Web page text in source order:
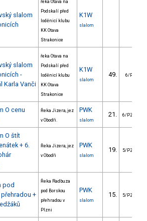
slalom
řeka Otava na
Podskalí před
loděnicí klubu
KK Otava
Strakonice
K1W
slalom
slalom
-
Karla Vanči
řeka Otava na
Podskalí před
loděnicí klubu
KK Otava
Strakonice
K1W
slalom
49. 6/PZ
O cenu
Řeka Jizera, jez
v Obodři.
PWK
slalom
21. 6/PZZ
O štít
+ 6.
Řeka Jizera, jez
v Obodři
PWK
slalom
19. 5/PZZ
pod
+
Řeka Radbuza
pod Borskou
přehradou v
Plzni
PWK
slalom
15. 5/PZZ